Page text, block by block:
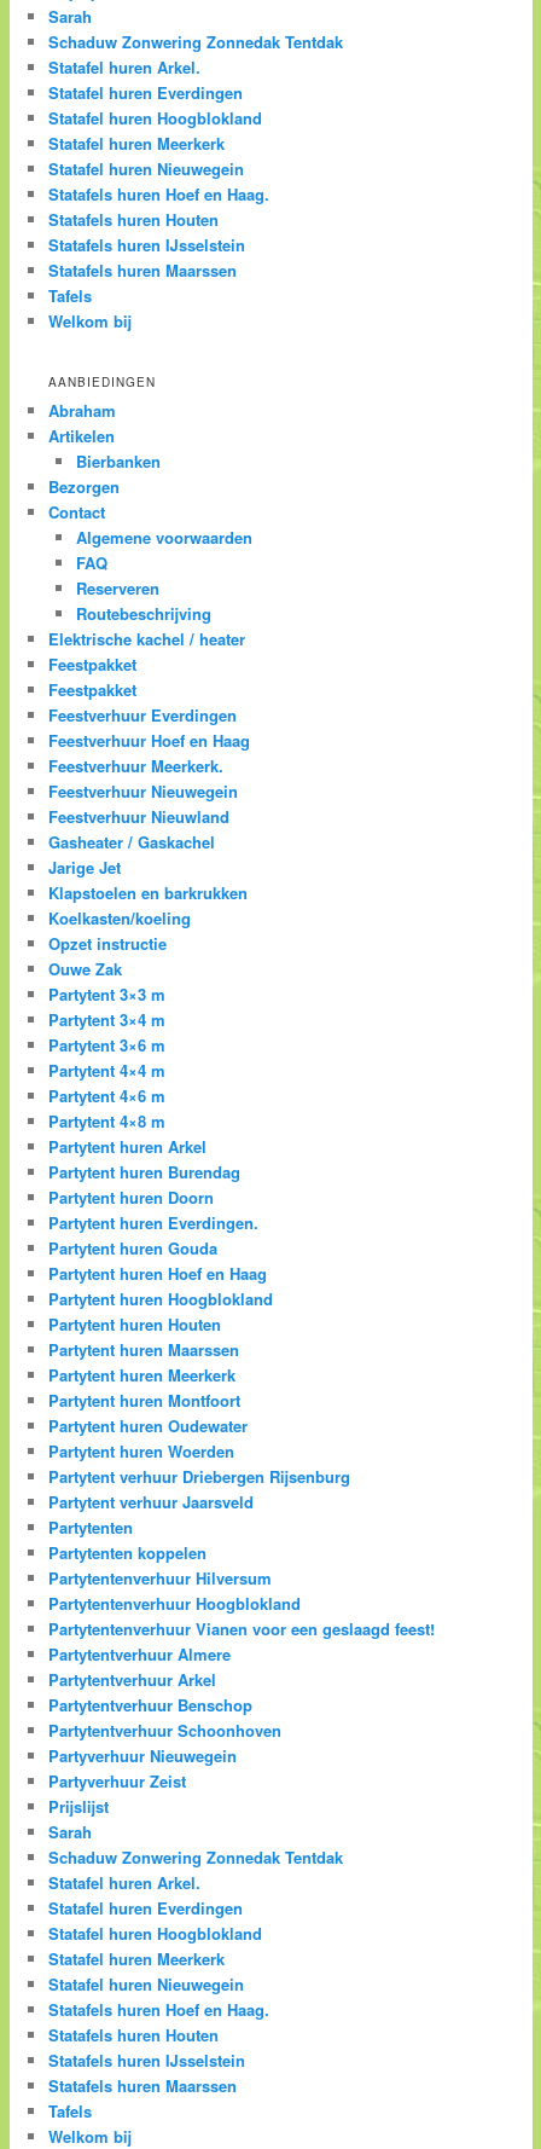
Sarah
Schaduw Zonwering Zonnedak Tentdak
Statafel huren Arkel.
Statafel huren Everdingen
Statafel huren Hoogblokland
Statafel huren Meerkerk
Statafel huren Nieuwegein
Statafels huren Hoef en Haag.
Statafels huren Houten
Statafels huren IJsselstein
Statafels huren Maarssen
Tafels
Welkom bij
AANBIEDINGEN
Abraham
Artikelen
Bierbanken
Bezorgen
Contact
Algemene voorwaarden
FAQ
Reserveren
Routebeschrijving
Elektrische kachel / heater
Feestpakket
Feestpakket
Feestverhuur Everdingen
Feestverhuur Hoef en Haag
Feestverhuur Meerkerk.
Feestverhuur Nieuwegein
Feestverhuur Nieuwland
Gasheater / Gaskachel
Jarige Jet
Klapstoelen en barkrukken
Koelkasten/koeling
Opzet instructie
Ouwe Zak
Partytent 3×3 m
Partytent 3×4 m
Partytent 3×6 m
Partytent 4×4 m
Partytent 4×6 m
Partytent 4×8 m
Partytent huren Arkel
Partytent huren Burendag
Partytent huren Doorn
Partytent huren Everdingen.
Partytent huren Gouda
Partytent huren Hoef en Haag
Partytent huren Hoogblokland
Partytent huren Houten
Partytent huren Maarssen
Partytent huren Meerkerk
Partytent huren Montfoort
Partytent huren Oudewater
Partytent huren Woerden
Partytent verhuur Driebergen Rijsenburg
Partytent verhuur Jaarsveld
Partytenten
Partytenten koppelen
Partytentenverhuur Hilversum
Partytentenverhuur Hoogblokland
Partytentenverhuur Vianen voor een geslaagd feest!
Partytentverhuur Almere
Partytentverhuur Arkel
Partytentverhuur Benschop
Partytentverhuur Schoonhoven
Partyverhuur Nieuwegein
Partyverhuur Zeist
Prijslijst
Sarah
Schaduw Zonwering Zonnedak Tentdak
Statafel huren Arkel.
Statafel huren Everdingen
Statafel huren Hoogblokland
Statafel huren Meerkerk
Statafel huren Nieuwegein
Statafels huren Hoef en Haag.
Statafels huren Houten
Statafels huren IJsselstein
Statafels huren Maarssen
Tafels
Welkom bij